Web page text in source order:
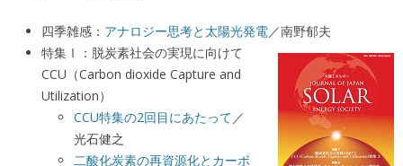
四季雑感： アナロジー思考と太陽光発電／南野郁夫
特集Ⅰ：脱炭素社会の実現に向けて
CCU（Carbon dioxide Capture and
Utilization）
CCU特集の2回目にあたって／
光石健之
二酸化炭素の再資源化とカーボ